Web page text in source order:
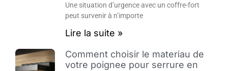
Une situation d’urgence avec un coffre-fort
peut survenir à n’importe
Lire la suite »
Comment choisir le materiau de
votre poignee pour serrure en